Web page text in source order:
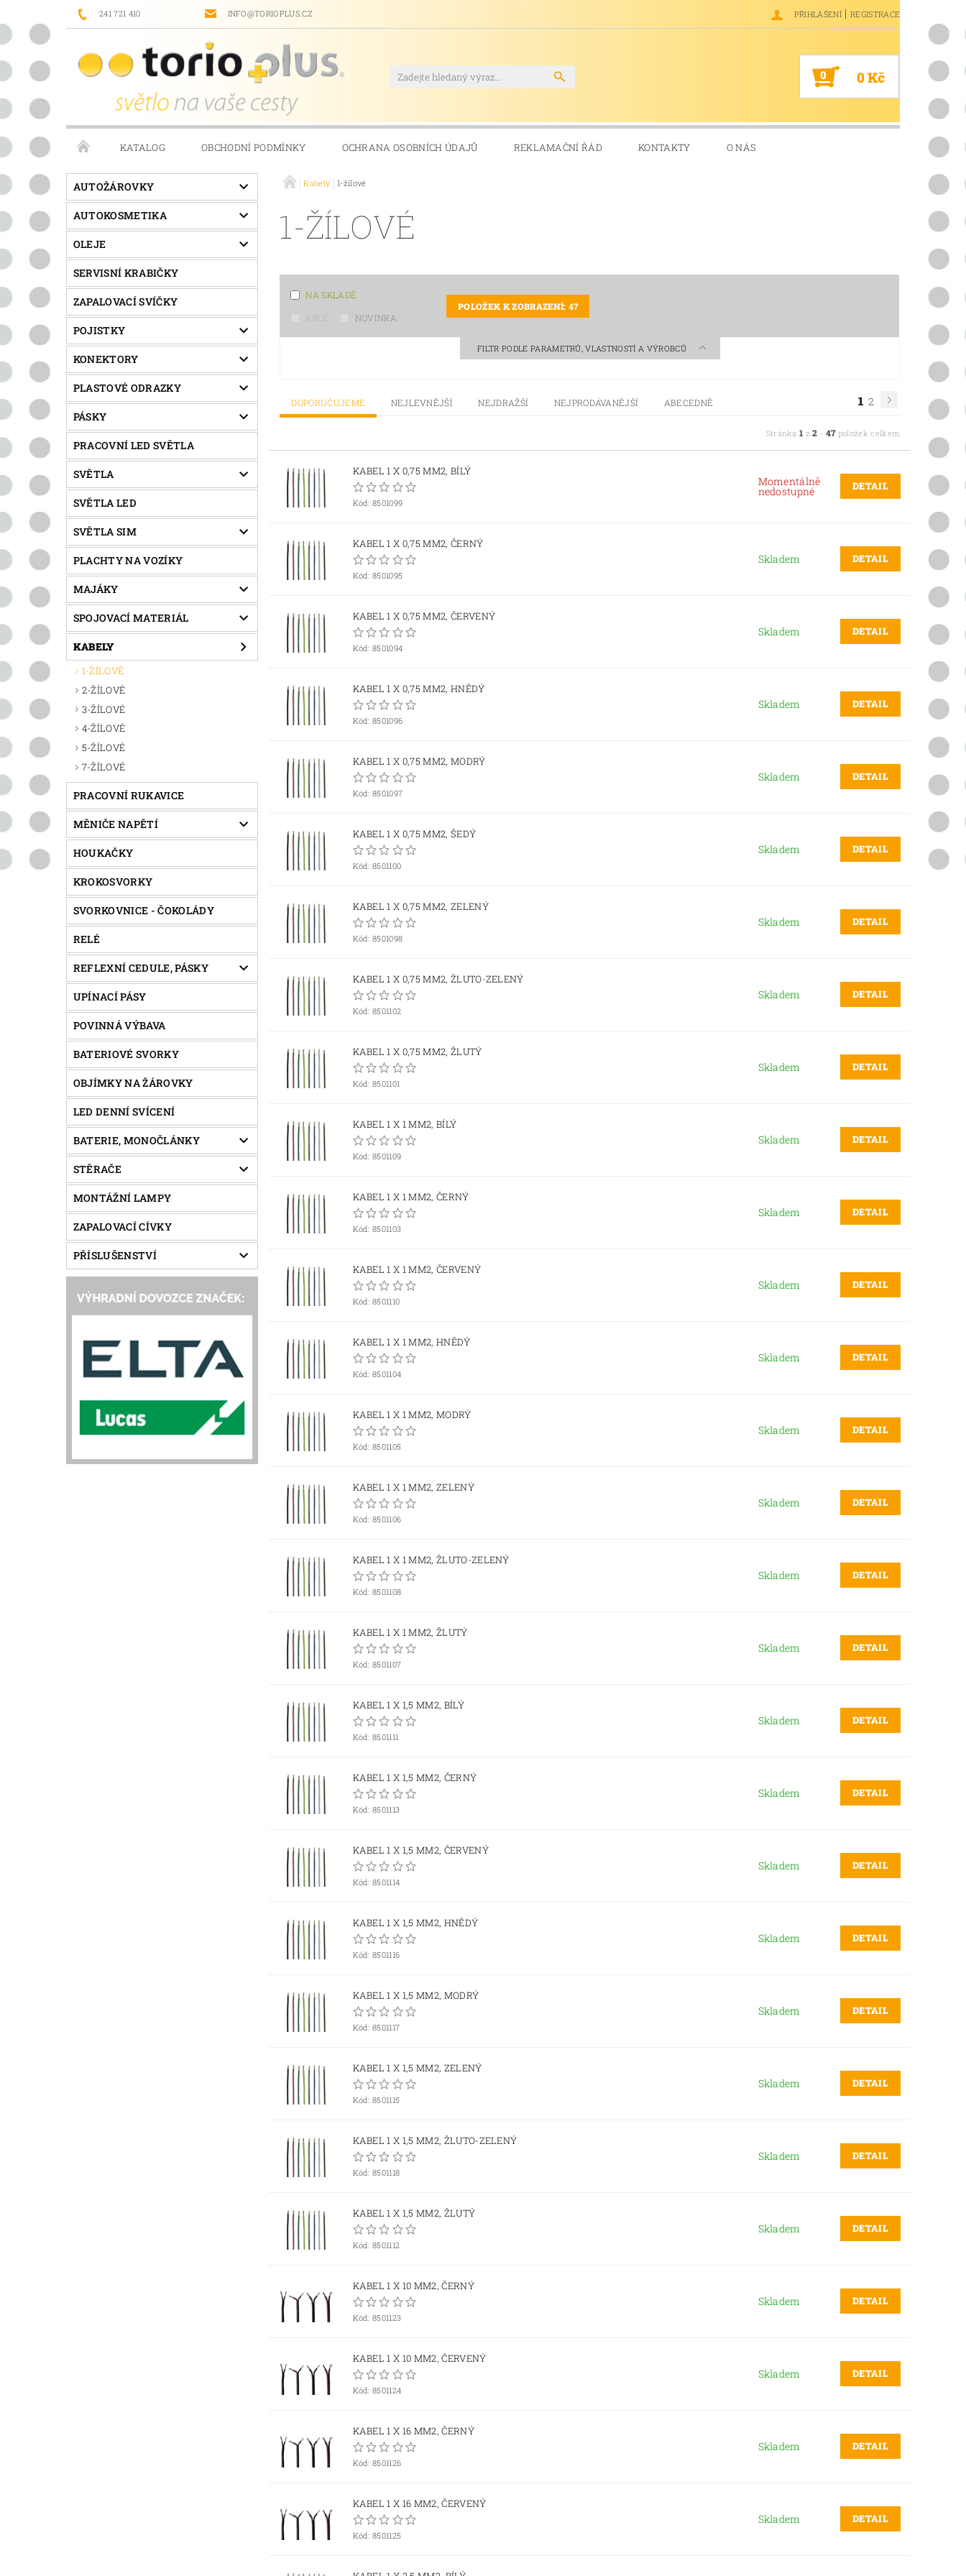
241 721 410 INFO@TORIOPLUS.CZ PŘIHLÁŠENÍ | REGISTRACE
0 0 Kč
KATALOG OBCHODNÍ PODMÍNKY OCHRANA OSOBNÍCH ÚDAJŮ REKLAMAČNÍ ŘÁD KONTAKTY O NÁS
PRODÁVANÉ ZNAČKY NAPIŠTE NÁM
AUTOŽÁROVKY
AUTOKOSMETIKA
OLEJE
SERVISNÍ KRABIČKY
ZAPALOVACÍ SVÍČKY
POJISTKY
KONEKTORY
PLASTOVÉ ODRAZKY
PÁSKY
PRACOVNÍ LED SVĚTLA
SVĚTLA
SVĚTLA LED
SVĚTLA SIM
PLACHTY NA VOZÍKY
MAJÁKY
SPOJOVACÍ MATERIÁL
KABELY
1-ŽÍLOVÉ
2-ŽÍLOVÉ
3-ŽÍLOVÉ
4-ŽÍLOVÉ
5-ŽÍLOVÉ
7-ŽÍLOVÉ
PRACOVNÍ RUKAVICE
MĚNIČE NAPĚTÍ
HOUKAČKY
KROKOSVORKY
SVORKOVNICE - ČOKOLÁDY
RELÉ
REFLEXNÍ CEDULE, PÁSKY
UPÍNACÍ PÁSY
POVINNÁ VÝBAVA
BATERIOVÉ SVORKY
OBJÍMKY NA ŽÁROVKY
LED DENNÍ SVÍCENÍ
BATERIE, MONOČLÁNKY
STĚRAČE
MONTÁŽNÍ LAMPY
ZAPALOVACÍ CÍVKY
PŘÍSLUŠENSTVÍ
Kabely 1-žílové
1-ŽÍLOVÉ
NA SKLADĚ
NOVINKA
POLOŽEK K ZOBRAZENÍ: 47
FILTR PODLE PARAMETRŮ, VLASTNOSTÍ A VÝROBCŮ
DOPORUČUJEME NEJLEVNĚJŠÍ NEJDRAŽŠÍ NEJPRODÁVANĚJŠÍ ABECEDNĚ 1 2
Stránka1 z2 - 47položek celkem
KABEL 1 X 0,75 MM2, BÍLÝ
Kód:8501099
Momentálně
nedostupné DETAIL
KABEL 1 X 0,75 MM2, ČERNÝ
Kód:8501095
Skladem DETAIL
KABEL 1 X 0,75 MM2, ČERVENÝ
Kód:8501094
Skladem DETAIL
KABEL 1 X 0,75 MM2, HNĚDÝ
Kód:8501096
Skladem DETAIL
KABEL 1 X 0,75 MM2, MODRÝ
Kód:8501097
Skladem DETAIL
KABEL 1 X 0,75 MM2, ŠEDÝ
Kód:8501100
Skladem DETAIL
KABEL 1 X 0,75 MM2, ZELENÝ
Kód:8501098
Skladem DETAIL
KABEL 1 X 0,75 MM2, ŽLUTO-ZELENÝ
Kód:8501102
Skladem DETAIL
KABEL 1 X 0,75 MM2, ŽLUTÝ
Kód:8501101
Skladem DETAIL
KABEL 1 X 1 MM2, BÍLÝ
Kód:8501109
Skladem DETAIL
KABEL 1 X 1 MM2, ČERNÝ
Kód:8501103
Skladem DETAIL
KABEL 1 X 1 MM2, ČERVENÝ
Kód:8501110
Skladem DETAIL
KABEL 1 X 1 MM2, HNĚDÝ
Kód:8501104
Skladem DETAIL
KABEL 1 X 1 MM2, MODRÝ
Kód:8501105
Skladem DETAIL
KABEL 1 X 1 MM2, ZELENÝ
Kód:8501106
Skladem DETAIL
KABEL 1 X 1 MM2, ŽLUTO-ZELENÝ
Kód:8501108
Skladem DETAIL
KABEL 1 X 1 MM2, ŽLUTÝ
Kód:8501107
Skladem DETAIL
KABEL 1 X 1,5 MM2, BÍLÝ
Kód:8501111
Skladem DETAIL
KABEL 1 X 1,5 MM2, ČERNÝ
Kód:8501113
Skladem DETAIL
KABEL 1 X 1,5 MM2, ČERVENÝ
Kód:8501114
Skladem DETAIL
KABEL 1 X 1,5 MM2, HNĚDÝ
Kód:8501116
Skladem DETAIL
KABEL 1 X 1,5 MM2, MODRÝ
Kód:8501117
Skladem DETAIL
KABEL 1 X 1,5 MM2, ZELENÝ
Kód:8501115
Skladem DETAIL
KABEL 1 X 1,5 MM2, ŽLUTO-ZELENÝ
Kód:8501118
Skladem DETAIL
KABEL 1 X 1,5 MM2, ŽLUTÝ
Kód:8501112
Skladem DETAIL
KABEL 1 X 10 MM2, ČERNÝ
Kód:8501123
Skladem DETAIL
KABEL 1 X 10 MM2, ČERVENÝ
Kód:8501124
Skladem DETAIL
KABEL 1 X 16 MM2, ČERNÝ
Kód:8501126
Skladem DETAIL
KABEL 1 X 16 MM2, ČERVENÝ
Kód:8501125
Skladem DETAIL